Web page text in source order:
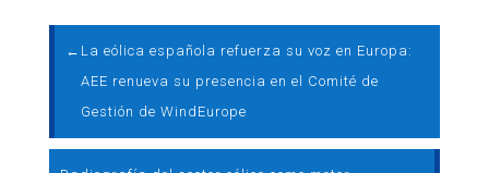
← La eólica española refuerza su voz en Europa:
AEE renueva su presencia en el Comité de
Gestión de WindEurope